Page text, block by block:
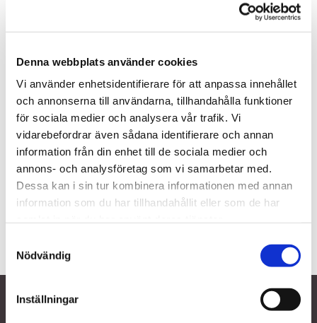
Denna webbplats använder cookies
Vi använder enhetsidentifierare för att anpassa innehållet
och annonserna till användarna, tillhandahålla funktioner
för sociala medier och analysera vår trafik. Vi
vidarebefordrar även sådana identifierare och annan
information från din enhet till de sociala medier och
annons- och analysföretag som vi samarbetar med.
Dessa kan i sin tur kombinera informationen med annan
information som du har tillhandahållit eller som de har
Nödvändig
Inställningar
Kontakta oss för tidsbokning
Företagsnamn
Adress
177 30, JÄRFÄLLA
010-00 00 00
BOKA TID
Tandläkare Järfälla